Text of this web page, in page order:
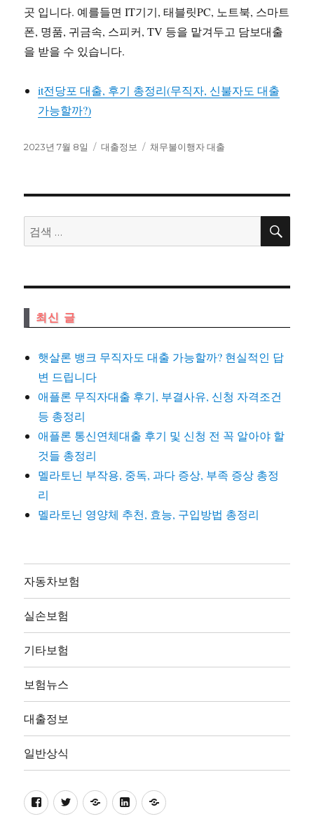
곳 입니다. 예를들면 IT기기, 태블릿PC, 노트북, 스마트
폰, 명품, 귀금속, 스피커, TV 등을 맡겨두고 담보대출
을 받을 수 있습니다.
it전당포 대출, 후기 총정리(무직자, 신불자도 대출
가능할까?)
작
2023년 7월 8일
카
대출정보
태
채무불이행자 대출
검
색:
검
최신 글
햇살론 뱅크 무직자도 대출 가능할까? 현실적인 답
변 드립니다
애플론 무직자대출 후기, 부결사유, 신청 자격조건
등 총정리
애플론 통신연체대출 후기 및 신청 전 꼭 알아야 할
것들 총정리
멜라토닌 부작용, 중독, 과다 증상, 부족 증상 총정
리
멜라토닌 영양체 추천, 효능, 구입방법 총정리
자동차보험
실손보험
기타보험
보험뉴스
대출정보
일반상식
facebooktwitterpinterestlinkedinnaver